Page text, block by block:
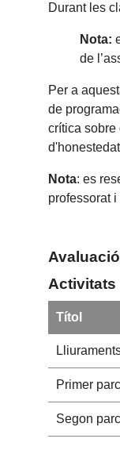
Durant les
Nota:
de
Per a
de
crítica sobre
Nota: es
professorat
Avaluació
Activitats
Títol
Primer
Segon